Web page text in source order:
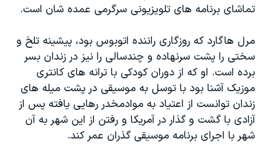
تماشای برنامه های تلویزیونی سرگرمی عمده شان است.
مرل هاگارد که روزگاری راننده اتوبوس بود، پیشینه تلخ و
سختی را پشت سرنهاده و چندسالی را نیز در زندان بسر
برده است. او که از دوران کودکی با ترانه های کانتری
موزیک آشنا بود با توسل به موسیقی در پشت میله های
زندان توانست از اعتیاد به موادمخدر رهایی یافته پس از
آزادی با گشت و گذار در آمریکا و رفتن از این شهر به آن
شهر با اجرای برنامه موسیقی گذران عمر کند.